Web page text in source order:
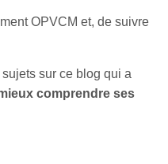
OPVCM et, de suivre
sur ce blog qui a
comprendre ses